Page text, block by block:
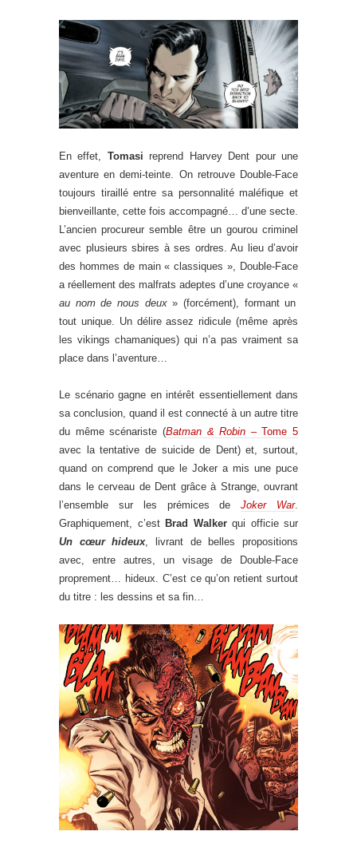
En effet, Tomasi reprend Harvey Dent pour une
aventure en demi-teinte. On retrouve Double-Face
toujours tiraillé entre sa personnalité maléfique et
bienveillante, cette fois accompagné… d’une secte.
L’ancien procureur semble être un gourou criminel
avec plusieurs sbires à ses ordres. Au lieu d’avoir
des hommes de main « classiques », Double-Face
a réellement des malfrats adeptes d’une croyance «
au nom de nous deux» (forcément), formant un
tout unique. Un délire assez ridicule (même après
les vikings chamaniques) qui n’a pas vraiment sa
place dans l’aventure…
Le scénario gagne en intérêt essentiellement dans
sa conclusion, quand il est connecté à un autre titre
du même scénariste (Batman & Robin – Tome 5
avec la tentative de suicide de Dent) et, surtout,
quand on comprend que le Joker a mis une puce
dans le cerveau de Dent grâce à Strange, ouvrant
l’ensemble sur les prémices deJoker War.
Graphiquement, c’est Brad Walkerqui officie sur
Un cœur hideux, livrant de belles propositions
avec, entre autres, un visage de Double-Face
proprement… hideux. C’est ce qu’on retient surtout
du titre : les dessins et sa fin…